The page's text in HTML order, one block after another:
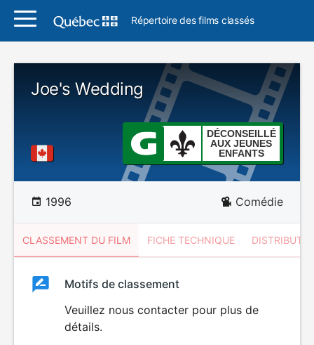
Répertoire des films classés
Joe's Wedding
DÉCONSEILLÉ
AUX JEUNES
ENFANTS
1996 Comédie
CLASSEMENT DU FILM FICHE TECHNIQUE
ClassementClassement
DÉCONSEILLÉ
Motifs de classement
Veuillez nous contacter pour plus de
détails.